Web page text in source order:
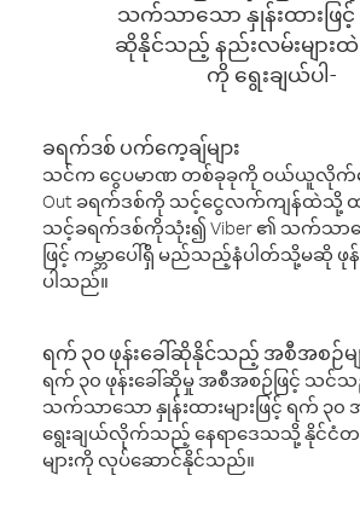
သက်သာသော နှုန်းထားဖြင့် ဖု
ဆိုနိုင်သည့် နည်းလမ်းများ
ကို ရွေးချယ်ပါ-
ခရက်ဒစ် ပက်ကေ့ချ်များ
သင်က ငွေပမာဏ တစ်ခုခုကို ဝယ်ယူလိုက်သ
Out ခရက်ဒစ်ကို သင့်ငွေလက်ကျန်ထဲသို့
သင့်ခရက်ဒစ်ကိုသုံး၍ Viber ၏ သက်သာသေ
ဖြင့် ကမ္ဘာပေါ်ရှိ မည်သည့်နံပါတ်သို့မဆို ဖုန်
ပါသည်။
ရက် ၃၀ ဖုန်းခေါ်ဆိုနိုင်သည့် အစီအစဉ်မျ
ရက် ၃၀ ဖုန်းခေါ်ဆိုမှု အစီအစဉ်ဖြင့် သင်
သက်သာသော နှုန်းထားများဖြင့် ရက် ၃
ရွေးချယ်လိုက်သည့် နေရာဒေသသို့ နိုင်ငံတ
များကို လုပ်ဆောင်နိုင်သည်။